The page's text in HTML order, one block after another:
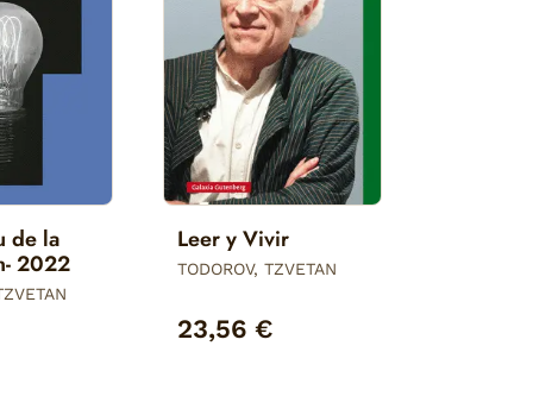
de la
2022
Leer y Vivir
TODOROV, TZVETAN
23,56 €